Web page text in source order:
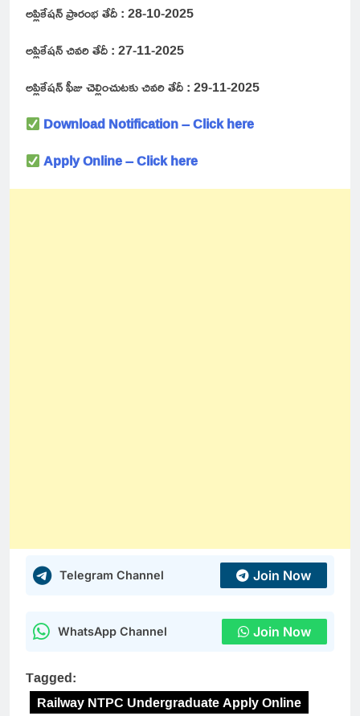
అప్లికేషన్ ప్రారంభ తేదీ : 28-10-2025
అప్లికేషన్ చివరి తేదీ : 27-11-2025
అప్లికేషన్ ఫీజు చెల్లించుటకు చివరి తేదీ : 29-11-2025
Download Notification – Click here
Apply Online – Click here
Telegram Channel Join Now
WhatsApp Channel Join Now
Tagged:
Railway NTPC Undergraduate Apply Online